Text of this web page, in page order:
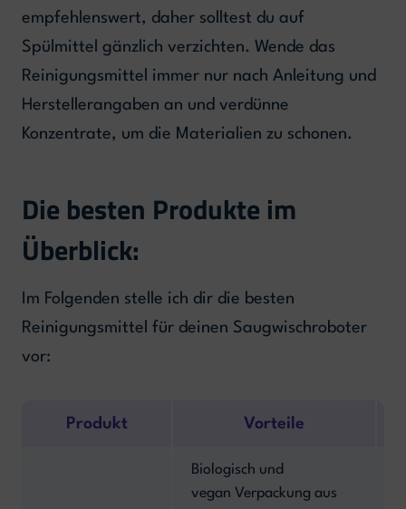
empfehlenswert, daher solltest du auf
Spülmittel gänzlich verzichten. Wende das
Reinigungsmittel immer nur nach Anleitung und
Herstellerangaben an und verdünne
Konzentrate, um die Materialien zu schonen.
Die besten Produkte im
Überblick:
Im Folgenden stelle ich dir die besten
Reinigungsmittel für deinen Saugwischroboter
vor:
Produkt Vorteile
Biologisch und
vegan Verpackung aus